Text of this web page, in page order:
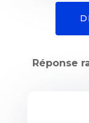
Réponse